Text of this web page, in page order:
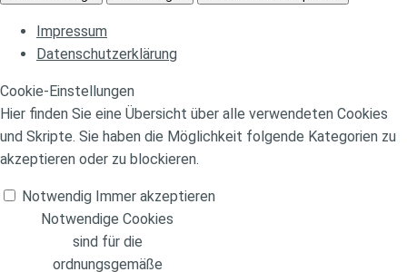
Impressum
Datenschutzerklärung
Cookie-Einstellungen
Hier finden Sie eine Übersicht über alle verwendeten Cookies
und Skripte. Sie haben die Möglichkeit folgende Kategorien zu
akzeptieren oder zu blockieren.
Notwendig Immer akzeptieren
Notwendige Cookies
sind für die
ordnungsgemäße